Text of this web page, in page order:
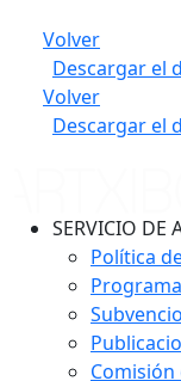
Volver
Descargar el
Volver
Descargar el
SERVICIO DE
Política